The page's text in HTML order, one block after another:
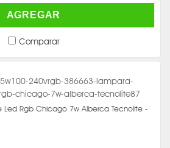
AGREGAR
Comparar
Led Rgb Chicago 7w Alberca Tecnolite -